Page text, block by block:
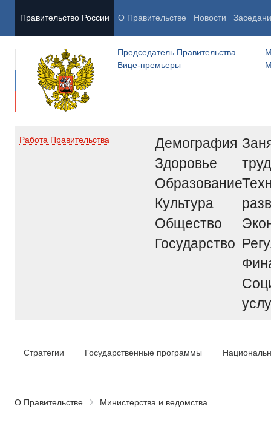
Правительство России О Правительстве Новости
Председатель Правительства
Вице-премьеры
Работа Правительства
Демография
Здоровье
Образование
Культура
Общество
Государство
труд
Стратегии Государственные программы
О Правительстве Министерства и ведомства